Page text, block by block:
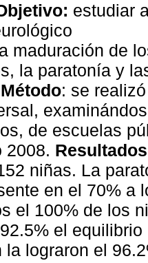
estudiar
maduración de
la paratonía y
Método: se
de escuelas
2008.
niñas. La
en el 70% a
el 100% de los
el
la lograron el